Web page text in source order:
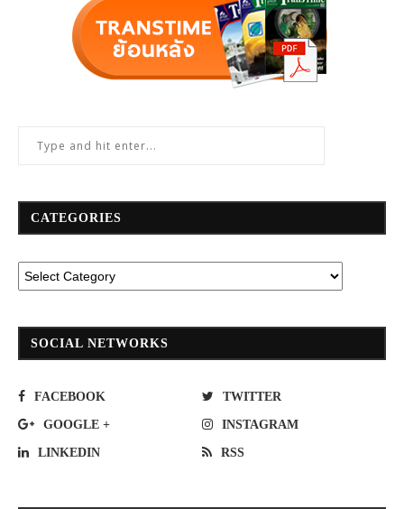
CATEGORIES
SOCIAL NETWORKS
FACEBOOK TWITTER
GOOGLE + INSTAGRAM
LINKEDIN RSS